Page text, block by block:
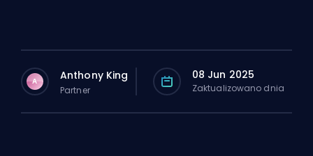
A Anthony King
Partner
08 Jun 2025
Zaktualizowano dnia